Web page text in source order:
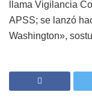
llama Vigilancia
APSS; se lanzó
Washington»,